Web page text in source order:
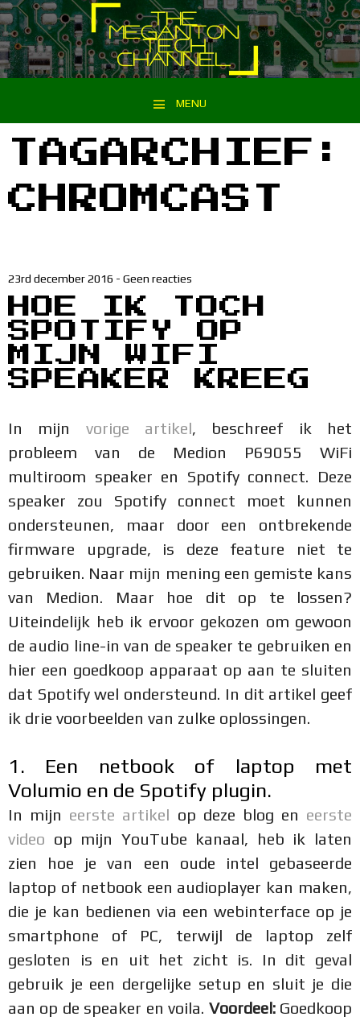
MENU
Spring naar inhoud
TAGARCHIEF:
CHROMCAST
23rd december 2016 - Geen reacties
HOE IK TOCH
SPOTIFY OP
MIJN WIFI
SPEAKER KREEG
In mijn vorige artikel, beschreef ik het
probleem van de Medion P69055 WiFi
multiroom speaker en Spotify connect. Deze
speaker zou Spotify connect moet kunnen
ondersteunen, maar door een ontbrekende
firmware upgrade, is deze feature niet te
gebruiken. Naar mijn mening een gemiste kans
van Medion. Maar hoe dit op te lossen?
Uiteindelijk heb ik ervoor gekozen om gewoon
de audio line-in van de speaker te gebruiken en
hier een goedkoop apparaat op aan te sluiten
dat Spotify wel ondersteund. In dit artikel geef
ik drie voorbeelden van zulke oplossingen.
1. Een netbook of laptop met
Volumio en de Spotify plugin.
In mijn eerste artikel op deze blog en eerste
video op mijn YouTube kanaal, heb ik laten
zien hoe je van een oude intel gebaseerde
laptop of netbook een audioplayer kan maken,
die je kan bedienen via een webinterface op je
smartphone of PC, terwijl de laptop zelf
gesloten is en uit het zicht is. In dit geval
gebruik je een dergelijke setup en sluit je die
aan op de speaker en voila. Voordeel:Goedkoop